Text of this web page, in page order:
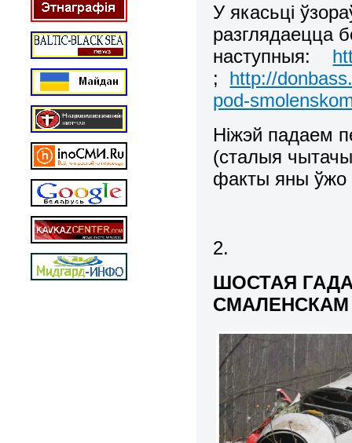
У якасьці
разглядаецца
наступныя:
; http://
pod-
Ніжэй падаем
(сталыя
факты яны ўжо
2.
ШОСТАЯ
СМАЛЕНСКАМ